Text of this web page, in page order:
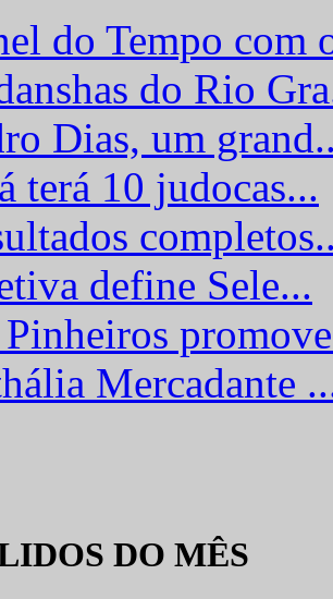
do Tempo com
do Rio
Dias, um
terá 10 judocas...
define Sele...
Mercadante
DO MÊS